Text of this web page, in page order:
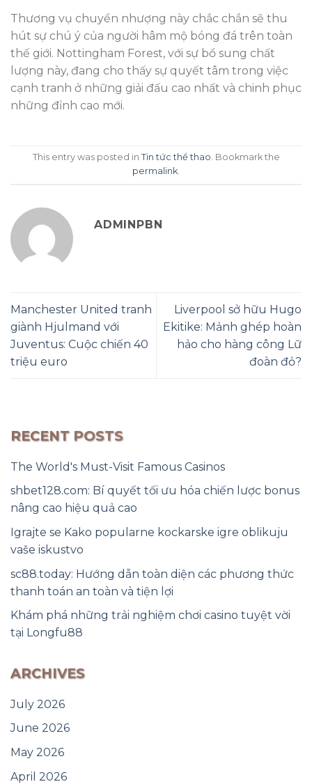
Thương vụ chuyển nhượng này chắc chắn sẽ thu
hút sự chú ý của người hâm mộ bóng đá trên toàn
thế giới. Nottingham Forest, với sự bổ sung chất
lượng này, đang cho thấy sự quyết tâm trong việc
cạnh tranh ở những giải đấu cao nhất và chinh phục
những đỉnh cao mới.
This entry was posted in Tin tức thể thao. Bookmark the
permalink.
ADMINPBN
Manchester United tranh
giành Hjulmand với
Juventus: Cuộc chiến 40
triệu euro
Liverpool sở hữu Hugo
Ekitike: Mảnh ghép hoàn
hảo cho hàng công Lữ
đoàn đỏ?
RECENT POSTS
The World's Must-Visit Famous Casinos
shbet128.com: Bí quyết tối ưu hóa chiến lược bonus
nâng cao hiệu quả cao
Igrajte se Kako popularne kockarske igre oblikuju
vaše iskustvo
sc88.today: Hướng dẫn toàn diện các phương thức
thanh toán an toàn và tiện lợi
Khám phá những trải nghiệm chơi casino tuyệt vời
tại Longfu88
ARCHIVES
July 2026
June 2026
May 2026
April 2026